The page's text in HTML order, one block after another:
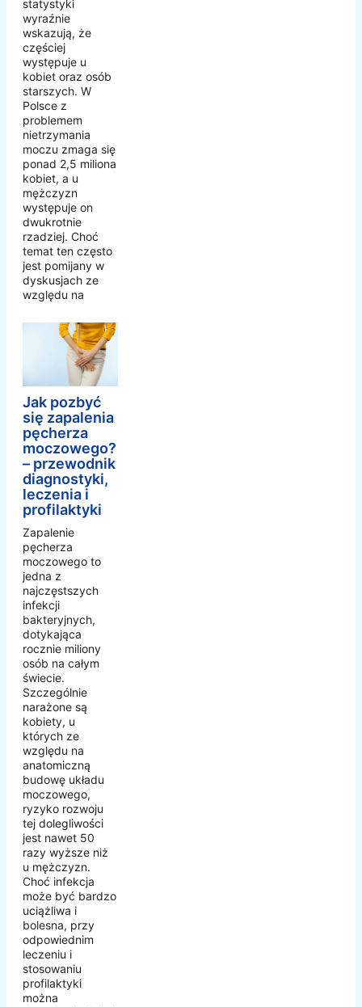
statystyki
wyraźnie
wskazują, że
częściej
występuje u
kobiet oraz osób
starszych. W
Polsce z
problemem
nietrzymania
moczu zmaga się
ponad 2,5 miliona
kobiet, a u
mężczyzn
występuje on
dwukrotnie
rzadziej. Choć
temat ten często
jest pomijany w
dyskusjach ze
względu na
Jak pozbyć
się zapalenia
pęcherza
moczowego?
– przewodnik
diagnostyki,
leczenia i
profilaktyki
Zapalenie
pęcherza
moczowego to
jedna z
najczęstszych
infekcji
bakteryjnych,
dotykająca
rocznie miliony
osób na całym
świecie.
Szczególnie
narażone są
kobiety, u
których ze
względu na
anatomiczną
budowę układu
moczowego,
ryzyko rozwoju
tej dolegliwości
jest nawet 50
razy wyższe niż
u mężczyzn.
Choć infekcja
może być bardzo
uciążliwa i
bolesna, przy
odpowiednim
leczeniu i
stosowaniu
profilaktyki
można